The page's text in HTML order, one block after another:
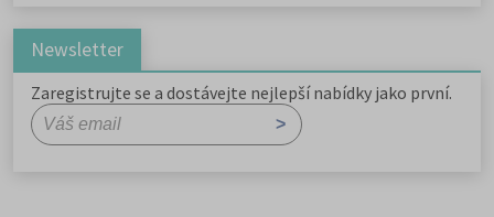
Newsletter
Zaregistrujte se a dostávejte nejlepší nabídky jako první.